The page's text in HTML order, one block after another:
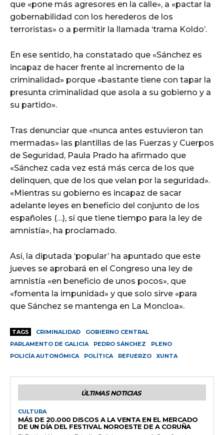
que «pone más agresores en la calle», a «pactar la
gobernabilidad con los herederos de los
terroristas» o a permitir la llamada ‘trama Koldo’.
En ese sentido, ha constatado que «Sánchez es
incapaz de hacer frente al incremento de la
criminalidad» porque «bastante tiene con tapar la
presunta criminalidad que asola a su gobierno y a
su partido».
Tras denunciar que «nunca antes estuvieron tan
mermadas» las plantillas de las Fuerzas y Cuerpos
de Seguridad, Paula Prado ha afirmado que
«Sánchez cada vez está más cerca de los que
delinquen, que de los que velan por la seguridad».
«Mientras su gobierno es incapaz de sacar
adelante leyes en beneficio del conjunto de los
españoles (…), sí que tiene tiempo para la ley de
amnistía», ha proclamado.
Así, la diputada ‘popular’ ha apuntado que este
jueves se aprobará en el Congreso una ley de
amnistía «en beneficio de unos pocos», que
«fomenta la impunidad» y que solo sirve «para
que Sánchez se mantenga en La Moncloa».
TAGS CRIMINALIDAD
GOBIERNO CENTRAL
PARLAMENTO DE GALICIA
PEDRO SÁNCHEZ
PLENO
POLICÍA AUTONÓMICA
POLÍTICA REFUERZO XUNTA
ÚLTIMAS NOTICIAS
CULTURA
MÁS DE 20.000 DISCOS A LA VENTA EN EL MERCADO
DE UN DÍA DEL FESTIVAL NOROESTE DE A CORUÑA